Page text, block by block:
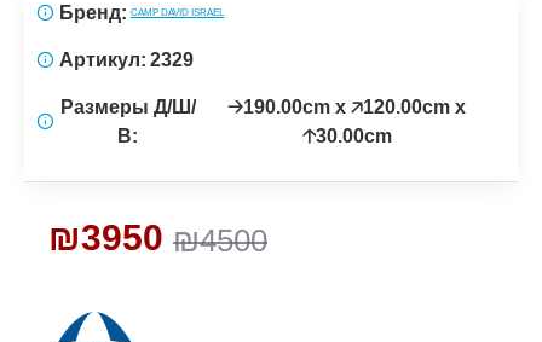
₪4500
₪3950
Бренд: CAMP DAVID ISRAEL
Артикул: 2329
Размеры Д/Ш/
В:
🡢190.00cm x 🡥120.00cm x
🡡30.00cm